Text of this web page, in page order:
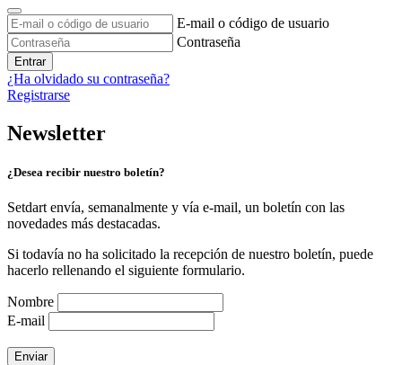
E-mail o código de usuario
Contraseña
Entrar
¿Ha olvidado su contraseña?
Registrarse
Newsletter
¿Desea recibir nuestro boletín?
Setdart envía, semanalmente y vía e-mail, un boletín con las
novedades más destacadas.
Si todavía no ha solicitado la recepción de nuestro boletín, puede
hacerlo rellenando el siguiente formulario.
Nombre
E-mail